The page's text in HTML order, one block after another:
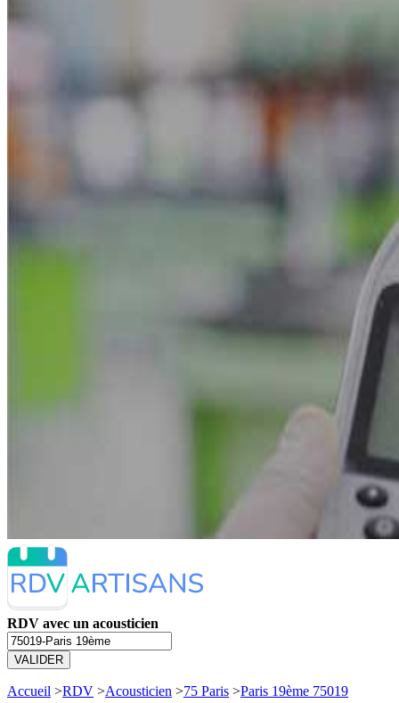
RDV avec un acousticien
VALIDER
Accueil >RDV >Acousticien >75 Paris >Paris 19ème 75019